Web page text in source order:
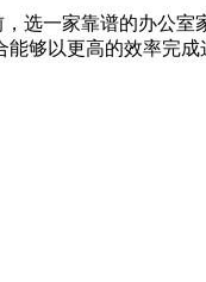
一家靠谱的办公室
够以更高的效率完成